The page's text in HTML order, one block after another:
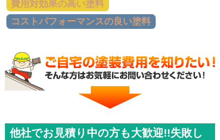
費用対効果の高い塗料
コストパフォーマンスの良い塗料
他社でお見積り中の方も大歓迎!!失敗し